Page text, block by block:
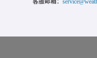
客服邮箱：